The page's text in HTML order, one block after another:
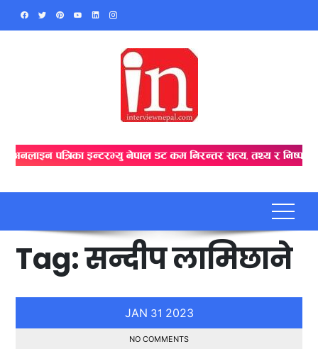
Skip
Tag:सन्दीप लामिछाने
JAN 31 2023
NO COMMENTS